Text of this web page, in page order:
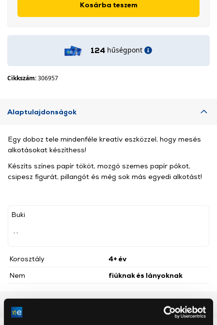
Kosárba teszem
124 hűségpont
Cikkszám:306957
Alaptulajdonságok
Buki
Korosztály
4+ év
Nem
fiúknak és lányoknak
Egy doboz tele mindenféle kreatív eszközzel, hogy mesés
alkotásokat készíthess!
Készíts színes papír tököt, mozgó szemes papír pókot,
csipesz figurát, pillangót és még sok más egyedi alkotást!